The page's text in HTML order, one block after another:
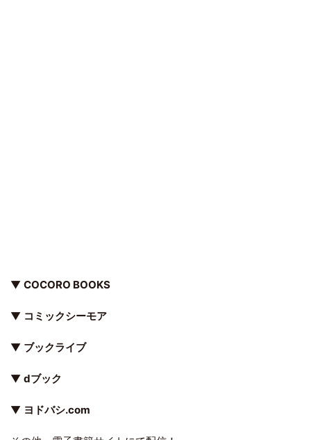
▼ COCORO BOOKS
▼ コミックシーモア
▼ ブックライブ
▼ dブック
▼ ヨドバシ.com